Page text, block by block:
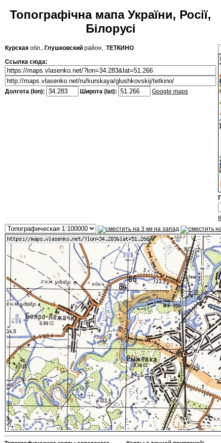
Топографічна мапа України, Росії,
Білорусі
Курская обл., Глушковский район, .ТЕТКИНО
Ссылка сюда:
Долгота (lon): Широта (lat): Google maps